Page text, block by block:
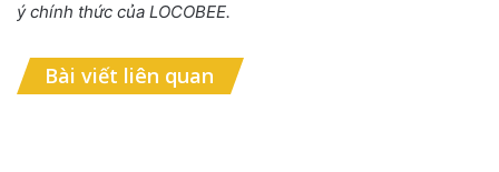
ý chính thức của LOCOBEE.
Bài viết liên quan